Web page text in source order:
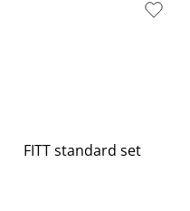
FITT standard set